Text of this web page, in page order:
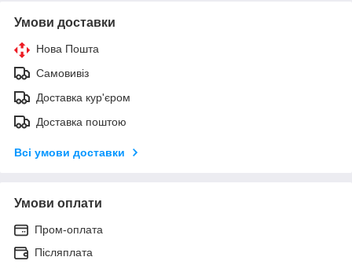
Умови доставки
Нова Пошта
Самовивіз
Доставка кур'єром
Доставка поштою
Всі умови доставки
Умови оплати
Пром-оплата
Післяплата